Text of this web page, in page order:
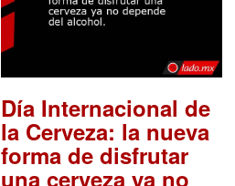
Día Internacional de
la Cerveza: la nueva
forma de disfrutar
una cerveza ya no